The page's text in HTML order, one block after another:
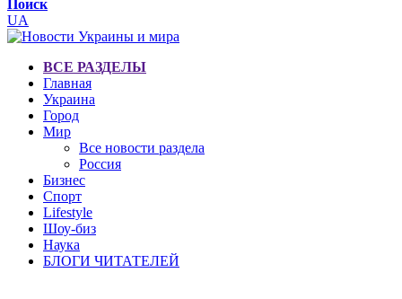
Поиск
UA
ВСЕ РАЗДЕЛЫ
Главная
Украина
Город
Мир
Все новости раздела
Россия
Бизнес
Спорт
Lifestyle
Шоу-биз
Наука
БЛОГИ ЧИТАТЕЛЕЙ